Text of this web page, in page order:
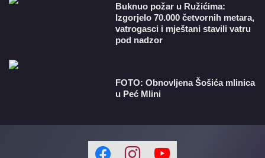
Buknuo požar u Ružićima:
Izgorjelo 70.000 četvornih metara,
vatrogasci i mještani stavili vatru
pod nadzor
FOTO: Obnovljena Šošića mlinica
u Peć Mlini